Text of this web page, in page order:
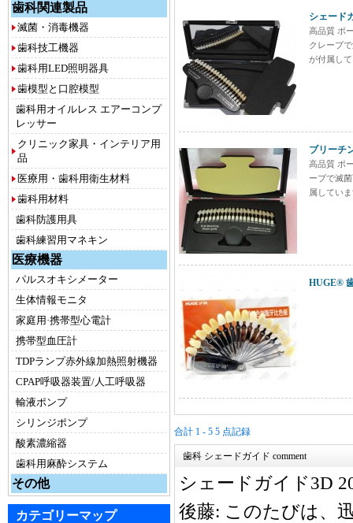
歯科関連製品
滅菌・消毒機器
歯科技工機器
歯科用LED照明器具
歯模型と口腔模型
歯科用オイルレス エアーコンプ
レッサー
クリニック家具・インテリア用
品
医療用・歯科用衛生材料
歯科用材料
歯科防護用具
歯科練習用マネキン
医療機器
パルスオキシメーター
生体情報モニタ
家庭用·携帯型心電計
携帯型血圧計
TDPランプ赤外線加熱照射機器
CPAP呼吸器装置/人工呼吸器
輸液ポンプ
シリンジポンプ
酸素濃縮器
歯科用麻酔システム
その他
カテゴリーマップ
シェード
高品質 ポ
クレーブ
が付属し
ブリーチ
高品質 ポ
ーブで滅
属してい
HUGE®
合計 1 - 5 5 点記録
歯科 シェードガイド comment
シェードガイド3D
後藤: このたびは、